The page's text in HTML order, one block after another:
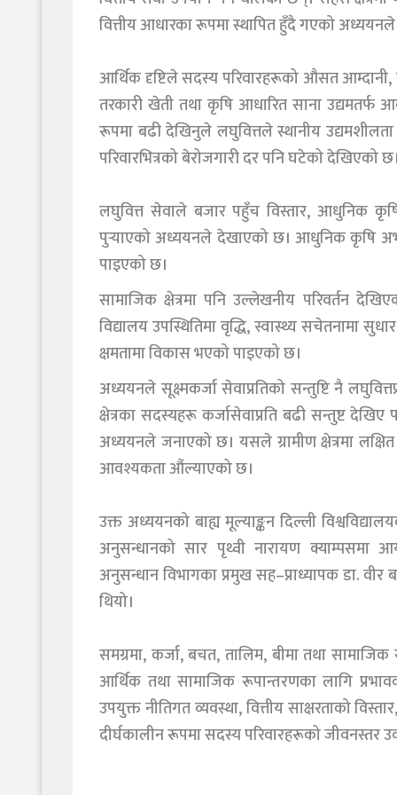
वित्तीय आधारका रूपमा स्थापित हुँदै गएको
आर्थिक दृष्टिले सदस्य परिवारहरूको औसत
तरकारी खेती तथा कृषि आधारित साना
रूपमा बढी देखिनुले लघुवित्तले स्थानीय उद्यमशीलता
परिवारभित्रको बेरोजगारी दर पनि घटेको देखिएको
लघुवित्त सेवाले बजार पहुँच विस्तार, आधुनिक कृषि
पुर्‍याएको अध्ययनले देखाएको छ। आधुनिक कृषि
पाइएको छ।
‎सामाजिक क्षेत्रमा पनि उल्लेखनीय परिवर्तन
विद्यालय उपस्थितिमा वृद्धि, स्वास्थ्य सचेतनामा
क्षमतामा विकास भएको पाइएको छ।
‎अध्ययनले सूक्ष्मकर्जा सेवाप्रतिको सन्तुष्टि नै
क्षेत्रका सदस्यहरू कर्जासेवाप्रति बढी सन्तुष्ट
अध्ययनले जनाएको छ। यसले ग्रामीण क्षेत्रमा
आवश्यकता औंल्याएको छ।
उक्त अध्ययनको बाह्य मूल्याङ्कन दिल्ली
अनुसन्धानको सार पृथ्वी नारायण क्याम्पसमा
अनुसन्धान विभागका प्रमुख सह–प्राध्यापक डा. वीर
थियो।
समग्रमा, कर्जा, बचत, तालिम, बीमा तथा
आर्थिक तथा सामाजिक रूपान्तरणका लागि
उपयुक्त नीतिगत व्यवस्था, वित्तीय साक्षरताको
दीर्घकालीन रूपमा सदस्य परिवारहरूको जीवनस्तर